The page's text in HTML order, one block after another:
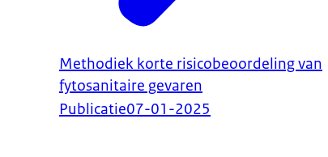
Methodiek korte risicobeoordeling van
fytosanitaire gevaren
Publicatie07-01-2025